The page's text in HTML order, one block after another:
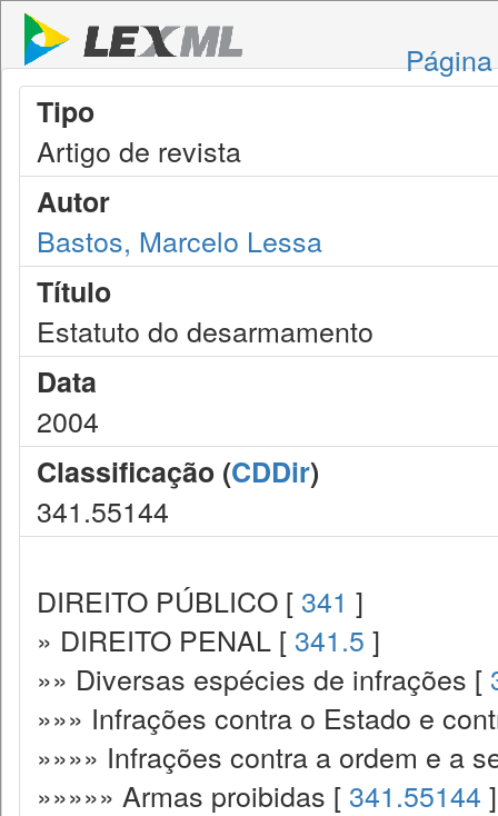
Tipo
Artigo de revista
Autor
Bastos, Marcelo Lessa
Título
Estatuto do desarmamento
Data
2004
Classificação (CDDir)
341.55144
DIREITO PÚBLICO [ 341 ]
» DIREITO PENAL [ 341.5 ]
»» Diversas espécies de infrações [
»»» Infrações contra o Estado e
»»»» Infrações contra a ordem e a
»»»»» Armas proibidas [ 341.55144 ]